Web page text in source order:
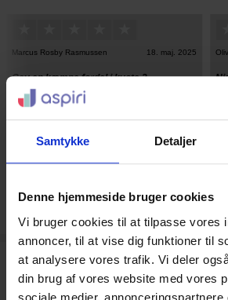
Samtykke Detaljer
Denne hjemmeside bruger cookies
Vi bruger cookies til at tilpasse vores
annoncer, til at vise dig funktioner til
at analysere vores trafik. Vi deler
din brug af vores website med vores
sociale medier, annonceringspartnere
18. maj. 2025
Marcus Rosby Rasmussen
Gav en kæmpe fordel i kvote 2
Gav en kæmpe fordel i kvote 2
Hjælp til kvote 2-